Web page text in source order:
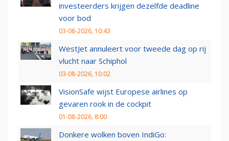
investeerders krijgen dezelfde deadline
voor bod
03-08-2026, 10:43
WestJet annuleert voor tweede dag op rij
vlucht naar Schiphol
03-08-2026, 10:02
VisionSafe wijst Europese airlines op
gevaren rook in de cockpit
01-08-2026, 8:00
Donkere wolken boven IndiGo: